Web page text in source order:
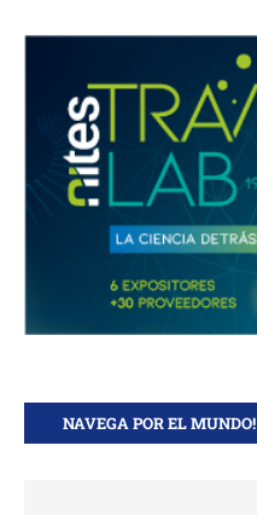
NAVEGA POR EL MUNDO!